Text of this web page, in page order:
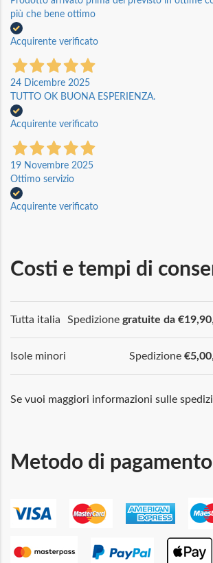
più che bene ottimo
Acquirente verificato
24 Dicembre 2025
TUTTO OK BUONA ESPERIENZA.
Acquirente verificato
19 Novembre 2025
Ottimo servizio
Acquirente verificato
Costi e tempi di
Tutta italia Spedizione gratuite da €19,90
Isole minori Spedizione €5,00
Se vuoi maggiori informazioni sulle
Metodo di pagamento